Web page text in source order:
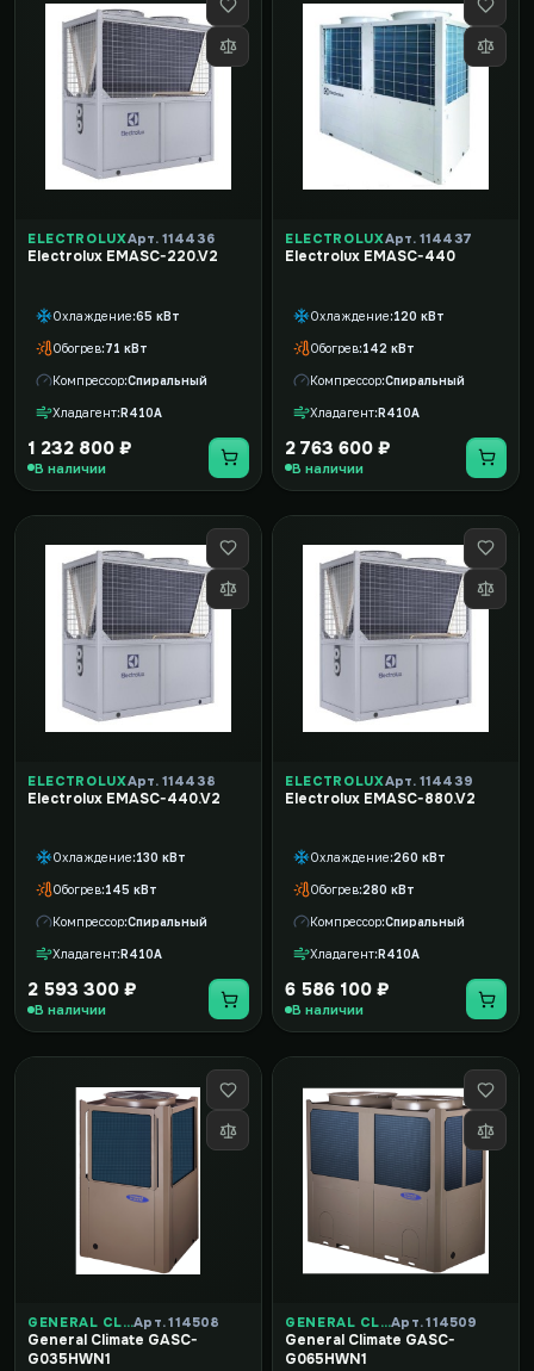
ELECTROLUXАрт. 114436
Electrolux EMASC-220.V2
Охлаждение 65 кВт
Обогрев 71 кВт
Компрессор Спиральный
Хладагент R410A
1 232 800 ₽
В наличии
ELECTROLUXАрт. 114437
Electrolux EMASC-440
Охлаждение 120 кВт
Обогрев 142 кВт
Компрессор Спиральный
Хладагент R410A
2 763 600 ₽
В наличии
ELECTROLUXАрт. 114438
Electrolux EMASC-440.V2
Охлаждение 130 кВт
Обогрев 145 кВт
Компрессор Спиральный
Хладагент R410A
2 593 300 ₽
В наличии
ELECTROLUXАрт. 114439
Electrolux EMASC-880.V2
Охлаждение 260 кВт
Обогрев 280 кВт
Компрессор Спиральный
Хладагент R410A
6 586 100 ₽
В наличии
GENERAL CLIMATEАрт. 114508
General Climate GASC-
G035HWN1
GENERAL CLIMATEАрт. 114509
General Climate GASC-
G065HWN1